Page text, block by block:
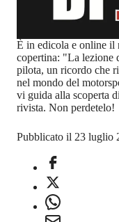
È in edicola e online
copertina: "La lezione
pilota, un ricordo che
nel mondo del
vi guida alla scoperta
rivista. Non perdetelo!
Pubblicato il 23 luglio